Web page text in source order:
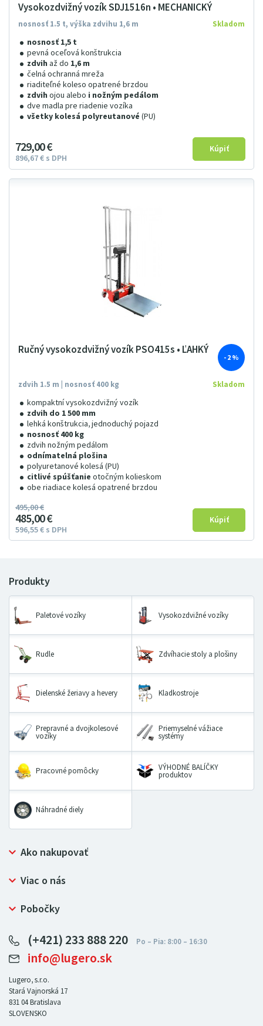
Vysokozdvižný vozík SDJ1516n • MECHANICKÝ
nosnosť 1.5 t, výška zdvihu 1,6 m
nosnosť 1,5 t
pevná oceľová konštrukcia
zdvih až do 1,6 m
čelná ochranná mreža
riaditeľné koleso opatrené brzdou
zdvih ojou alebo i nožným pedálom
dve madla pre riadenie vozíka
všetky kolesá polyreutanové (PU)
Skladom
729 00€
896 67€ s DPH
Ručný vysokozdvižný vozík PSO415s • ĽAHKÝ
zdvih 1.5 m | nosnosť 400 kg
kompaktní vysokozdvižný vozík
zdvih do 1 500 mm
lehká konštrukcia, jednoduchý pojazd
nosnosť 400 kg
zdvih nožným pedálom
odnímatelná plošina
polyuretanové kolesá (PU)
citlivé spúšťanie otočným kolieskom
obe riadiace kolesá opatrené brzdou
- 2 %
Skladom
495 00€
485 00€
596 55€ s DPH
Paletové vozíky Vysokozdvižné vozíky
Rudle Zdvíhacie stoly a plošiny
Dielenské žeriavy a hevery Kladkostroje
Prepravné a dvojkolesové
vozíky
Priemyselné vážiace
systémy
Pracovné pomôcky VÝHODNÉ BALÍČKY
produktov
Náhradné diely
Ako nakupovať
Prečo nakupovať u LUGERO
Ochrana osobných údajov
Viac o nás
Bezpečný nákup
Certifikát NATUR-PACK
Pre predajcov
Pobočky
LUGERO Nemecko
LUGERO Česká republika
LUGERO Maďarsko
LUGERO Rakousko
(+421) 233 888 220
info@lugero.sk
Lugero, s.r.o.
Stará Vajnorská 17
831 04Bratislava
SLOVENSKO